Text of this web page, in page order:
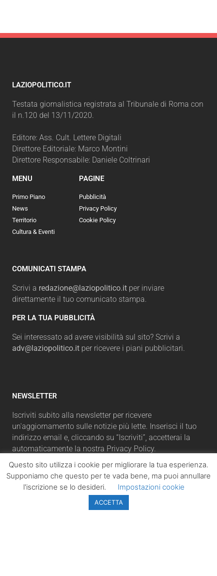
LAZIOPOLITICO.IT
Testata giornalistica registrata al Tribunale di Roma con
il n.120 del 13/11/2020.
Editore: Ass. Cult. Lettere Digitali
Direttore Editoriale: Marco Montini
Direttore Responsabile: Daniele Coltrinari
MENU
Primo Piano
News
Territorio
Cultura & Eventi
PAGINE
Pubblicità
Privacy Policy
Cookie Policy
COMUNICATI STAMPA
Scrivi a redazione@laziopolitico.it per inviare
direttamente il tuo comunicato stampa.
PER LA TUA PUBBLICITÀ
Sei interessato ad avere visibilità sul sito? Scrivi a
adv@laziopolitico.it per ricevere i piani pubblicitari.
NEWSLETTER
Iscriviti subito alla newsletter per ricevere
un'aggiornamento sulle notizie più lette. Inserisci il tuo
indirizzo email e, cliccando su “Iscriviti”, accetterai la
automaticamente la nostra Privacy Policy.
ISCRIVITI
Questo sito utilizza i cookie per migliorare la tua esperienza.
Supponiamo che questo per te vada bene, ma puoi annullare
l'iscrizione se lo desideri.
Impostazioni cookie
ACCETTA